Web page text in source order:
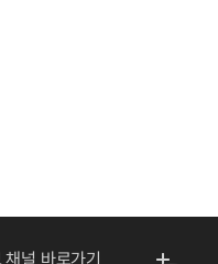
널 바로가기